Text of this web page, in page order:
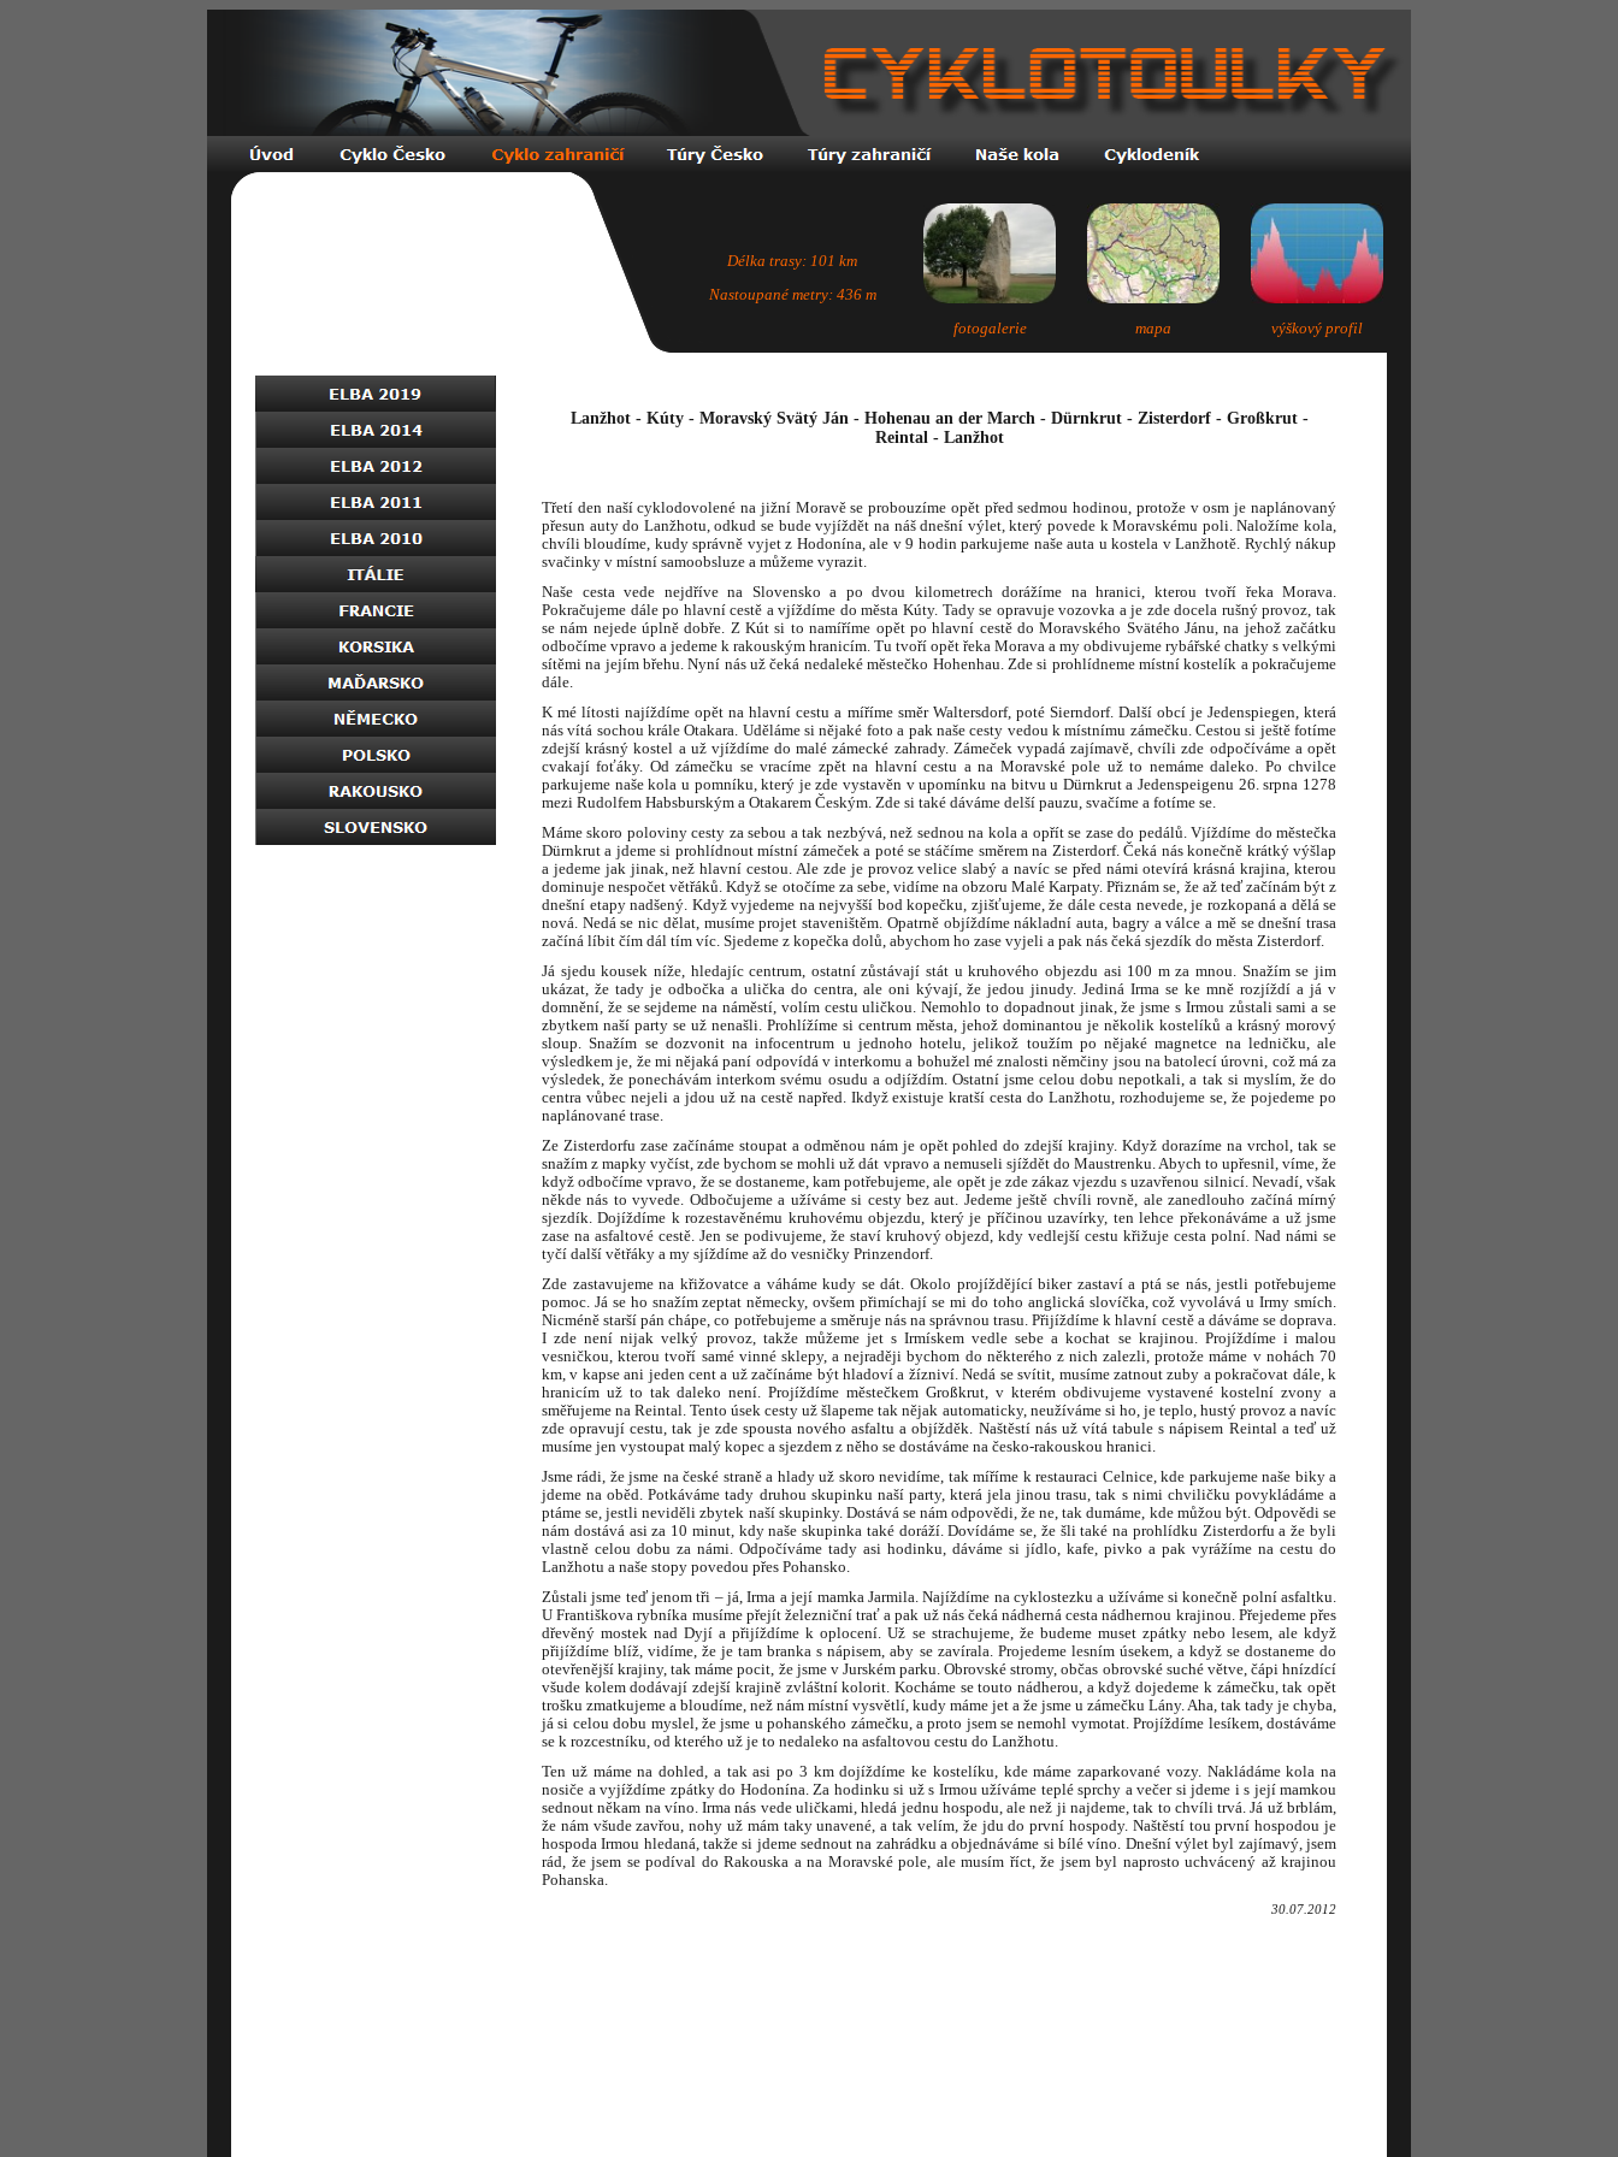
Lanžhot - Kúty - Moravský Svätý Ján - Hohenau an der March - Dürnkrut - Zisterdorf - Großkrut -
Reintal - Lanžhot
Třetí den naší cyklodovolené na jižní Moravě se probouzíme opět před sedmou hodinou, protože v osm je naplánovaný
přesun auty do Lanžhotu, odkud se bude vyjíždět na náš dnešní výlet, který povede k Moravskému poli. Naložíme kola,
chvíli bloudíme, kudy správně vyjet z Hodonína, ale v 9 hodin parkujeme naše auta u kostela v Lanžhotě. Rychlý nákup
svačinky v místní samoobsluze a můžeme vyrazit.
Naše cesta vede nejdříve na Slovensko a po dvou kilometrech dorážíme na hranici, kterou tvoří řeka Morava.
Pokračujeme dále po hlavní cestě a vjíždíme do města Kúty. Tady se opravuje vozovka a je zde docela rušný provoz, tak
se nám nejede úplně dobře. Z Kút si to namíříme opět po hlavní cestě do Moravského Svätého Jánu, na jehož začátku
odbočíme vpravo a jedeme k rakouským hranicím. Tu tvoří opět řeka Morava a my obdivujeme rybářské chatky s velkými
sítěmi na jejím břehu. Nyní nás už čeká nedaleké městečko Hohenhau. Zde si prohlídneme místní kostelík a pokračujeme
dále.
K mé lítosti najíždíme opět na hlavní cestu a míříme směr Waltersdorf, poté Sierndorf. Další obcí je Jedenspiegen, která
nás vítá sochou krále Otakara. Uděláme si nějaké foto a pak naše cesty vedou k místnímu zámečku. Cestou si ještě fotíme
zdejší krásný kostel a už vjíždíme do malé zámecké zahrady. Zámeček vypadá zajímavě, chvíli zde odpočíváme a opět
cvakají foťáky. Od zámečku se vracíme zpět na hlavní cestu a na Moravské pole už to nemáme daleko. Po chvilce
parkujeme naše kola u pomníku, který je zde vystavěn v upomínku na bitvu u Dürnkrut a Jedenspeigenu 26. srpna 1278
mezi Rudolfem Habsburským a Otakarem Českým. Zde si také dáváme delší pauzu, svačíme a fotíme se.
Máme skoro poloviny cesty za sebou a tak nezbývá, než sednou na kola a opřít se zase do pedálů. Vjíždíme do městečka
Dürnkrut a jdeme si prohlídnout místní zámeček a poté se stáčíme směrem na Zisterdorf. Čeká nás konečně krátký výšlap
a jedeme jak jinak, než hlavní cestou. Ale zde je provoz velice slabý a navíc se před námi otevírá krásná krajina, kterou
dominuje nespočet větřáků. Když se otočíme za sebe, vidíme na obzoru Malé Karpaty. Přiznám se, že až teď začínám být z
dnešní etapy nadšený. Když vyjedeme na nejvyšší bod kopečku, zjišťujeme, že dále cesta nevede, je rozkopaná a dělá se
nová. Nedá se nic dělat, musíme projet staveništěm. Opatrně objíždíme nákladní auta, bagry a válce a mě se dnešní trasa
začíná líbit čím dál tím víc. Sjedeme z kopečka dolů, abychom ho zase vyjeli a pak nás čeká sjezdík do města Zisterdorf.
Já sjedu kousek níže, hledajíc centrum, ostatní zůstávají stát u kruhového objezdu asi 100 m za mnou. Snažím se jim
ukázat, že tady je odbočka a ulička do centra, ale oni kývají, že jedou jinudy. Jediná Irma se ke mně rozjíždí a já v
domnění, že se sejdeme na náměstí, volím cestu uličkou. Nemohlo to dopadnout jinak, že jsme s Irmou zůstali sami a se
zbytkem naší party se už nenašli. Prohlížíme si centrum města, jehož dominantou je několik kostelíků a krásný morový
sloup. Snažím se dozvonit na infocentrum u jednoho hotelu, jelikož toužím po nějaké magnetce na ledničku, ale
výsledkem je, že mi nějaká paní odpovídá v interkomu a bohužel mé znalosti němčiny jsou na batolecí úrovni, což má za
výsledek, že ponechávám interkom svému osudu a odjíždím. Ostatní jsme celou dobu nepotkali, a tak si myslím, že do
centra vůbec nejeli a jdou už na cestě napřed. Ikdyž existuje kratší cesta do Lanžhotu, rozhodujeme se, že pojedeme po
naplánované trase.
Ze Zisterdorfu zase začínáme stoupat a odměnou nám je opět pohled do zdejší krajiny. Když dorazíme na vrchol, tak se
snažím z mapky vyčíst, zde bychom se mohli už dát vpravo a nemuseli sjíždět do Maustrenku. Abych to upřesnil, víme, že
když odbočíme vpravo, že se dostaneme, kam potřebujeme, ale opět je zde zákaz vjezdu s uzavřenou silnicí. Nevadí, však
někde nás to vyvede. Odbočujeme a užíváme si cesty bez aut. Jedeme ještě chvíli rovně, ale zanedlouho začíná mírný
sjezdík. Dojíždíme k rozestavěnému kruhovému objezdu, který je příčinou uzavírky, ten lehce překonáváme a už jsme
zase na asfaltové cestě. Jen se podivujeme, že staví kruhový objezd, kdy vedlejší cestu křižuje cesta polní. Nad námi se
tyčí další větřáky a my sjíždíme až do vesničky Prinzendorf.
Zde zastavujeme na křižovatce a váháme kudy se dát. Okolo projíždějící biker zastaví a ptá se nás, jestli potřebujeme
pomoc. Já se ho snažím zeptat německy, ovšem přimíchají se mi do toho anglická slovíčka, což vyvolává u Irmy smích.
Nicméně starší pán chápe, co potřebujeme a směruje nás na správnou trasu. Přijíždíme k hlavní cestě a dáváme se doprava.
I zde není nijak velký provoz, takže můžeme jet s Irmískem vedle sebe a kochat se krajinou. Projíždíme i malou
vesničkou, kterou tvoří samé vinné sklepy, a nejraději bychom do některého z nich zalezli, protože máme v nohách 70
km, v kapse ani jeden cent a už začínáme být hladoví a žízniví. Nedá se svítit, musíme zatnout zuby a pokračovat dále, k
hranicím už to tak daleko není. Projíždíme městečkem Großkrut, v kterém obdivujeme vystavené kostelní zvony a
směřujeme na Reintal. Tento úsek cesty už šlapeme tak nějak automaticky, neužíváme si ho, je teplo, hustý provoz a navíc
zde opravují cestu, tak je zde spousta nového asfaltu a objížděk. Naštěstí nás už vítá tabule s nápisem Reintal a teď už
musíme jen vystoupat malý kopec a sjezdem z něho se dostáváme na česko-rakouskou hranici.
Jsme rádi, že jsme na české straně a hlady už skoro nevidíme, tak míříme k restauraci Celnice, kde parkujeme naše biky a
jdeme na oběd. Potkáváme tady druhou skupinku naší party, která jela jinou trasu, tak s nimi chviličku povykládáme a
ptáme se, jestli neviděli zbytek naší skupinky. Dostává se nám odpovědi, že ne, tak dumáme, kde můžou být. Odpovědi se
nám dostává asi za 10 minut, kdy naše skupinka také doráží. Dovídáme se, že šli také na prohlídku Zisterdorfu a že byli
vlastně celou dobu za námi. Odpočíváme tady asi hodinku, dáváme si jídlo, kafe, pivko a pak vyrážíme na cestu do
Lanžhotu a naše stopy povedou přes Pohansko.
Zůstali jsme teď jenom tři – já, Irma a její mamka Jarmila. Najíždíme na cyklostezku a užíváme si konečně polní asfaltku.
U Františkova rybníka musíme přejít železniční trať a pak už nás čeká nádherná cesta nádhernou krajinou. Přejedeme přes
dřevěný mostek nad Dyjí a přijíždíme k oplocení. Už se strachujeme, že budeme muset zpátky nebo lesem, ale když
přijíždíme blíž, vidíme, že je tam branka s nápisem, aby se zavírala. Projedeme lesním úsekem, a když se dostaneme do
otevřenější krajiny, tak máme pocit, že jsme v Jurském parku. Obrovské stromy, občas obrovské suché větve, čápi hnízdící
všude kolem dodávají zdejší krajině zvláštní kolorit. Kocháme se touto nádherou, a když dojedeme k zámečku, tak opět
trošku zmatkujeme a bloudíme, než nám místní vysvětlí, kudy máme jet a že jsme u zámečku Lány. Aha, tak tady je chyba,
já si celou dobu myslel, že jsme u pohanského zámečku, a proto jsem se nemohl vymotat. Projíždíme lesíkem, dostáváme
se k rozcestníku, od kterého už je to nedaleko na asfaltovou cestu do Lanžhotu.
Ten už máme na dohled, a tak asi po 3 km dojíždíme ke kostelíku, kde máme zaparkované vozy. Nakládáme kola na
nosiče a vyjíždíme zpátky do Hodonína. Za hodinku si už s Irmou užíváme teplé sprchy a večer si jdeme i s její mamkou
sednout někam na víno. Irma nás vede uličkami, hledá jednu hospodu, ale než ji najdeme, tak to chvíli trvá. Já už brblám,
že nám všude zavřou, nohy už mám taky unavené, a tak velím, že jdu do první hospody. Naštěstí tou první hospodou je
hospoda Irmou hledaná, takže si jdeme sednout na zahrádku a objednáváme si bílé víno. Dnešní výlet byl zajímavý, jsem
rád, že jsem se podíval do Rakouska a na Moravské pole, ale musím říct, že jsem byl naprosto uchvácený až krajinou
Pohanska.
30.07.2012
Délka trasy: 101 km
Nastoupané metry: 436 m
fotogalerie
mapa výškový profil